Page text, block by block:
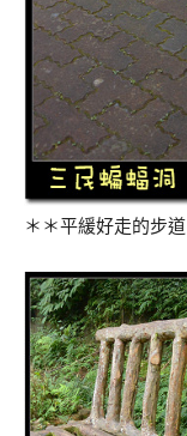
＊＊平緩好走的步道